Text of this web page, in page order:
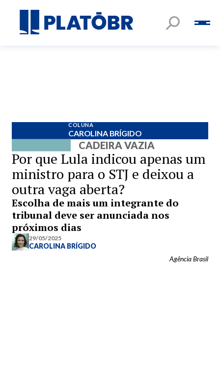
COLUNA
CAROLINA BRÍGIDO
CADEIRA VAZIA
Por que Lula indicou apenas um
ministro para o STJ e deixou a
outra vaga aberta?
Escolha de mais um integrante do
tribunal deve ser anunciada nos
próximos dias
29/05/2025
CAROLINA BRÍGIDO
Agência Brasil